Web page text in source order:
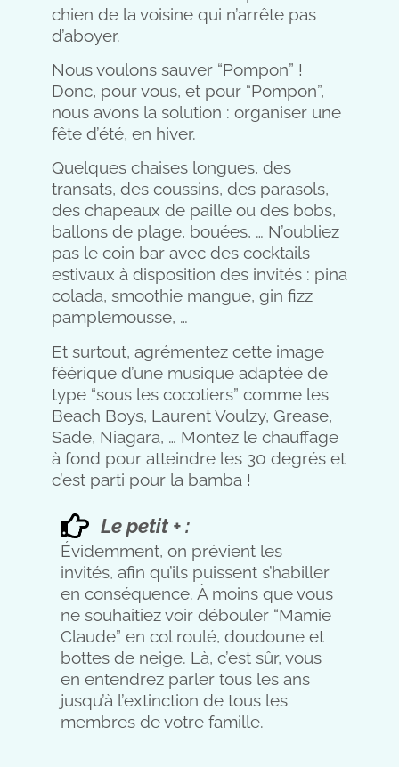
chien de la voisine qui n’arrête pas
d’aboyer.
Nous voulons sauver “Pompon” !
Donc, pour vous, et pour “Pompon”,
nous avons la solution : organiser une
fête d’été, en hiver.
Quelques chaises longues, des
transats, des coussins, des parasols,
des chapeaux de paille ou des bobs,
ballons de plage, bouées, … N’oubliez
pas le coin bar avec des cocktails
estivaux à disposition des invités : pina
colada, smoothie mangue, gin fizz
pamplemousse, …
Et surtout, agrémentez cette image
féérique d’une musique adaptée de
type “sous les cocotiers” comme les
Beach Boys, Laurent Voulzy, Grease,
Sade, Niagara, … Montez le chauffage
à fond pour atteindre les 30 degrés et
c’est parti pour la bamba !
Le petit + :
Évidemment, on prévient les
invités, afin qu’ils puissent s’habiller
en conséquence. À moins que vous
ne souhaitiez voir débouler “Mamie
Claude” en col roulé, doudoune et
bottes de neige. Là, c’est sûr, vous
en entendrez parler tous les ans
jusqu’à l’extinction de tous les
membres de votre famille.